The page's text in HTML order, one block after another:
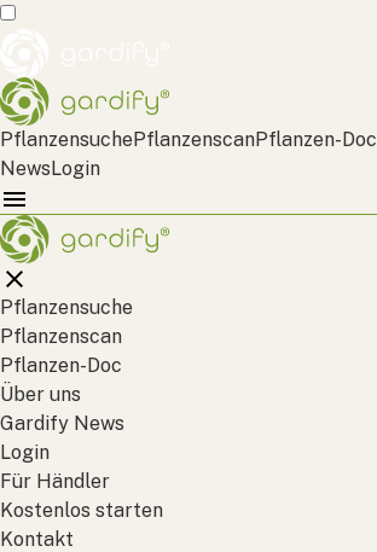
PflanzensuchePflanzenscanPflanzen-Doc
NewsLogin
Pflanzensuche
Pflanzenscan
Pflanzen-Doc
Über uns
Gardify News
Login
Für Händler
Kostenlos starten
Kontakt